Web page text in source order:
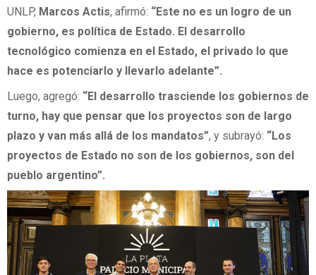
UNLP, Marcos Actis, afirmó: “Este no es un logro de un
gobierno, es política de Estado. El desarrollo
tecnológico comienza en el Estado, el privado lo que
hace es potenciarlo y llevarlo adelante”.
Luego, agregó: “El desarrollo trasciende los gobiernos de
turno, hay que pensar que los proyectos son de largo
plazo y van más allá de los mandatos”, y subrayó: “Los
proyectos de Estado no son de los gobiernos, son del
pueblo argentino”.